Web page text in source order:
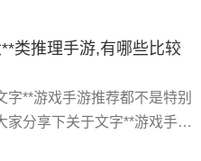
卓游戏-射击枪战 版本：
平台：安卓apk 推荐星级
制机器人进行战斗
类推理手游,有哪些比较
**游戏手游推荐都不是特别
家分享下关于文字**游戏手游